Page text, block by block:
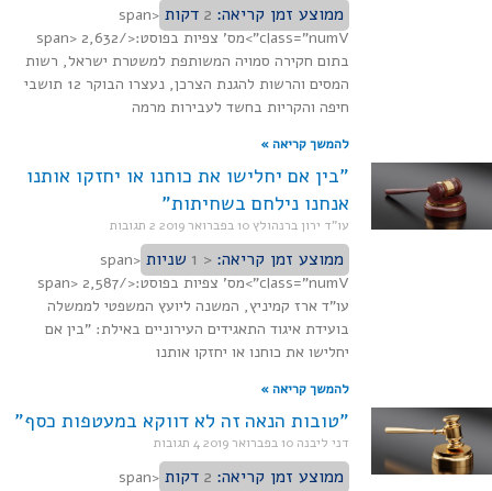
ממוצע זמן קריאה:2 דקות
<span
class="numV">מס' צפיות בפוסט:</span> 2,632
בתום חקירה סמויה המשותפת למשטרת ישראל, רשות
המסים והרשות להגנת הצרכן, נעצרו הבוקר 12 תושבי
חיפה והקריות בחשד לעבירות מרמה
להמשך קריאה »
"בין אם יחלישו את כוחנו או יחזקו אותנו
אנחנו נילחם בשחיתות"
עו"ד ירון ברנהולץ10 בפברואר 2019 2 תגובות
ממוצע זמן קריאה:< 1 שניות
<span
class="numV">מס' צפיות בפוסט:</span> 2,587
עו"ד ארז קמיניץ, המשנה ליועץ המשפטי לממשלה
בועידת איגוד התאגידים העירוניים באילת: "בין אם
יחלישו את כוחנו או יחזקו אותנו
להמשך קריאה »
"טובות הנאה זה לא דווקא במעטפות כסף"
דני ליבנה10 בפברואר 2019 4 תגובות
ממוצע זמן קריאה:2 דקות
<span